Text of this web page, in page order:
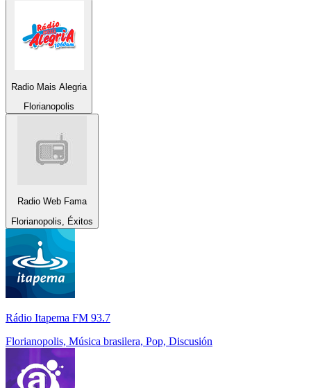
Radio Mais Alegria
Florianopolis
Radio Web Fama
Florianopolis, Éxitos
Rádio Itapema FM 93.7
Florianopolis, Música brasilera, Pop, Discusión